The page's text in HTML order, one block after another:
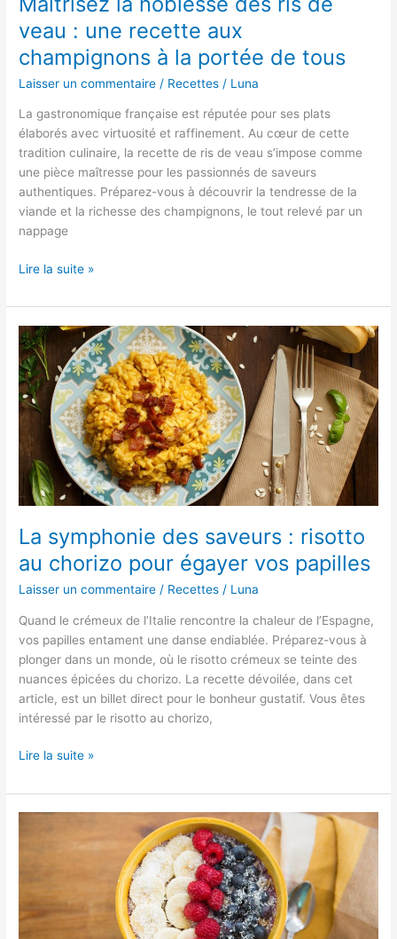
veau : une recette aux
champignons à la portée de tous
Laisser un commentaire / Recettes / Luna
La gastronomique française est réputée pour ses plats
élaborés avec virtuosité et raffinement. Au cœur de cette
tradition culinaire, la recette de ris de veau s’impose comme
une pièce maîtresse pour les passionnés de saveurs
authentiques. Préparez-vous à découvrir la tendresse de la
viande et la richesse des champignons, le tout relevé par un
nappage
Maîtrisez
noblesse
des
ris
de
veau
:
recette
aux
champignons
portée
de
Lire la suite »
La symphonie des saveurs : risotto
au chorizo pour égayer vos papilles
Laisser un commentaire / Recettes / Luna
Quand le crémeux de l’Italie rencontre la chaleur de l’Espagne,
vos papilles entament une danse endiablée. Préparez-vous à
plonger dans un monde, où le risotto crémeux se teinte des
nuances épicées du chorizo. La recette dévoilée, dans cet
article, est un billet direct pour le bonheur gustatif. Vous êtes
intéressé par le risotto au chorizo,
La
des
saveurs
au
pour
égayer
Lire la suite »